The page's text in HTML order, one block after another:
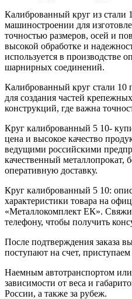
Калиброванный круг из стали
машиностроении для
точностью размеров, осей и
высокой обработке и
используется в производстве
шарнирных соединений.
Калиброванный круг стали 10
для создания частей
конструкций, где важна
Круг калиброванный 5 10-
цена и высокое качество
ведущими российскими
качественный металлопрокат,
оперативную доставку.
Круг калиброванный 5 10:
характеристики товара на
«Металлокомплект ЕК».
телефону, чтобы получить
После подтверждения заказа
поступают на счет,
Наемным автотранспортом
зависимости от веса и
России, а также за рубеж.